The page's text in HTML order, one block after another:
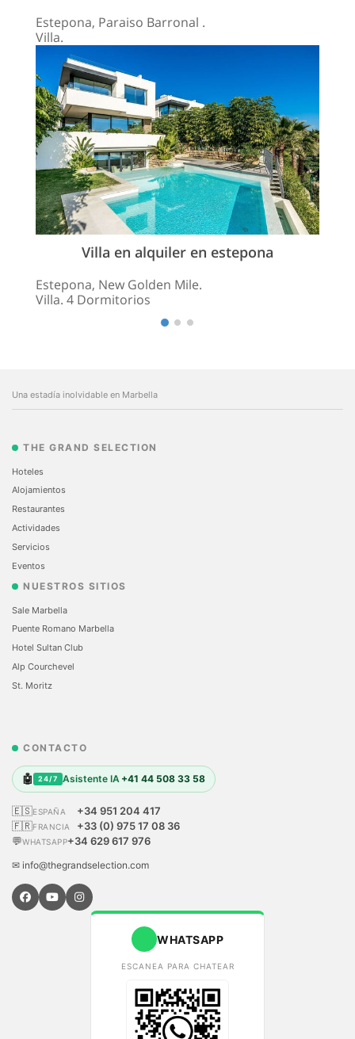
Estepona, Paraiso Barronal .
Villa.
Villa en alquiler en estepona
Estepona, New Golden Mile.
Villa. 4 Dormitorios
Una estadía inolvidable en Marbella
THE GRAND SELECTION
Hoteles
Alojamientos
Restaurantes
Actividades
Servicios
Eventos
NUESTROS SITIOS
Sale Marbella
Puente Romano Marbella
Hotel Sultan Club
Alp Courchevel
St. Moritz
CONTACTO
🤖 24/7 Asistente IA +41 44 508 33 58
🇪🇸ESPAÑA
+34 951 204 417
🇫🇷FRANCIA
+33 (0) 975 17 08 36
💬WHATSAPP+34 629 617 976
✉ info@thegrandselection.com
WHATSAPP
ESCANEA PARA CHATEAR